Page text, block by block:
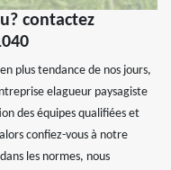
contactez
plus tendance de nos jours,
elagueur paysagiste
des équipes qualifiées et
confiez-vous à notre
les normes, nous